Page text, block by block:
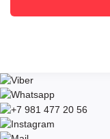
Установка
Акции